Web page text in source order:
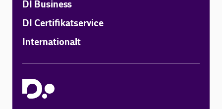
DI Business
DI Certifikatservice
Internationalt